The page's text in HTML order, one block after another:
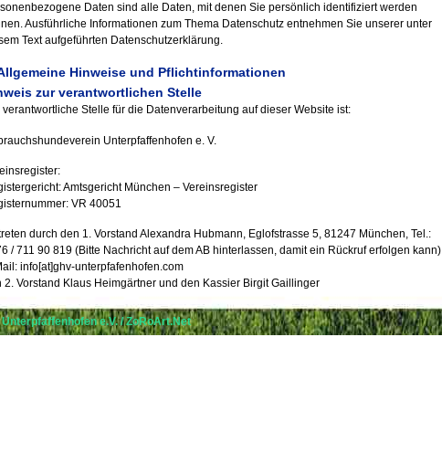
Daten sind alle Daten, mit denen Sie persönlich identifiziert werden
Ausführliche Informationen zum Thema Datenschutz entnehmen Sie unserer unter
Text aufgeführten Datenschutzerklärung.
Hinweise und Pflichtinformationen
zur verantwortlichen Stelle
verantwortliche Stelle für die Datenverarbeitung auf dieser Website ist:
Unterpfaffenhofen e. V.
Amtsgericht München – Vereinsregister
VR 40051
durch den 1. Vorstand Alexandra Hubmann, Eglofstrasse 5, 81247 München, Tel.:
/ 711 90 819 (Bitte Nachricht auf dem AB hinterlassen, damit ein Rückruf erfolgen kann)
info[at]ghv-unterpfafenhofen.com
2. Vorstand Klaus Heimgärtner und den Kassier Birgit Gaillinger
Stelle ist die natürliche oder juristische Person, die allein oder gemeinsam
über die Zwecke und Mittel der Verarbeitung von personenbezogenen Daten (z.
e.V./ZoRoArt.Net